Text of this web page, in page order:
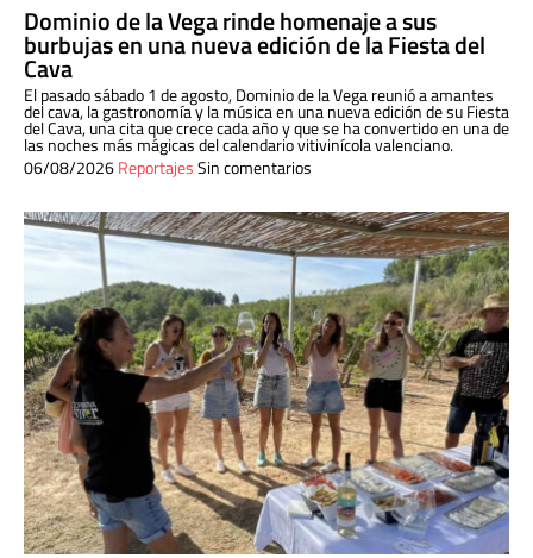
Dominio de la Vega rinde homenaje a sus
burbujas en una nueva edición de la Fiesta del
Cava
El pasado sábado 1 de agosto, Dominio de la Vega reunió a amantes
del cava, la gastronomía y la música en una nueva edición de su Fiesta
del Cava, una cita que crece cada año y que se ha convertido en una de
las noches más mágicas del calendario vitivinícola valenciano.
06/08/2026ReportajesSin comentarios